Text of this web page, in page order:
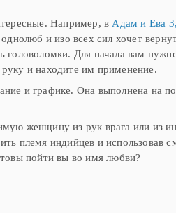
Например, в Адам и Ева 3,
и изо всех сил хочет
головоломки. Для начала вам
и находите им применение.
и графике. Она выполнена на
женщину из рук врага или из
племя индийцев и использовав
пойти вы во имя любви?